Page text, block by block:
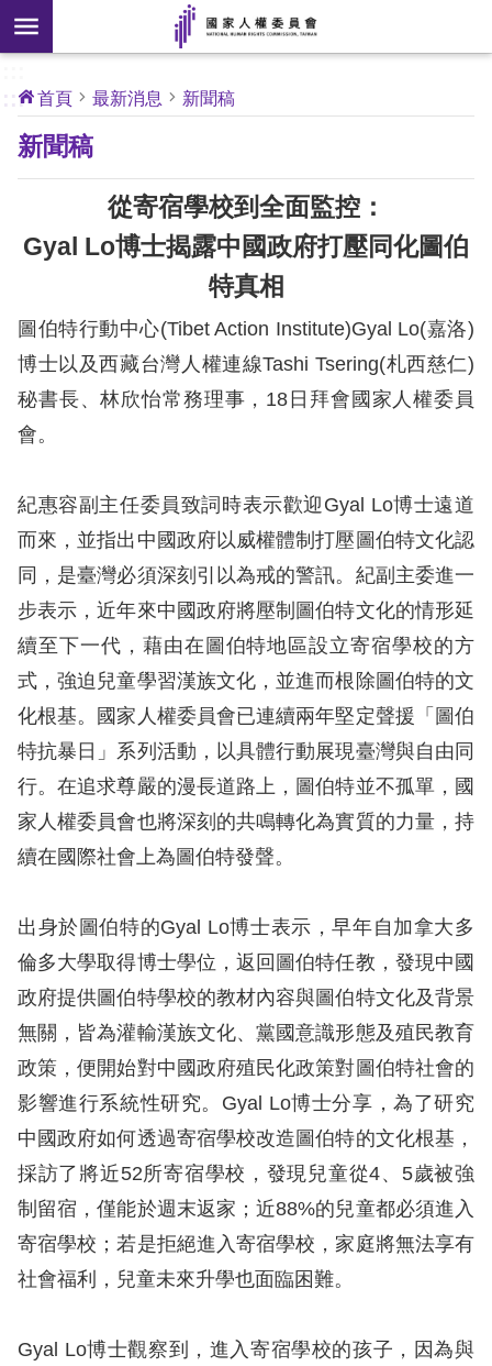
前往主要內容區塊
搜
尋
開
新
核
心
人
權
關
本
會
最
新
息
權
業
務
核
人
權
公
約
情
申
訴
人
權
資
料
庫
無
礙
捷
:::
首頁 最新消息 新聞稿
新聞稿
從寄宿學校到全面監控：
Gyal Lo博士揭露中國政府打壓同化圖伯
特真相
圖伯特行動中心(Tibet Action Institute)Gyal Lo(嘉洛)
博士以及西藏台灣人權連線Tashi Tsering(札西慈仁)
秘書長、林欣怡常務理事，18日拜會國家人權委員
會。
紀惠容副主任委員致詞時表示歡迎Gyal Lo博士遠道
而來，並指出中國政府以威權體制打壓圖伯特文化認
同，是臺灣必須深刻引以為戒的警訊。紀副主委進一
步表示，近年來中國政府將壓制圖伯特文化的情形延
續至下一代，藉由在圖伯特地區設立寄宿學校的方
式，強迫兒童學習漢族文化，並進而根除圖伯特的文
化根基。國家人權委員會已連續兩年堅定聲援「圖伯
特抗暴日」系列活動，以具體行動展現臺灣與自由同
行。在追求尊嚴的漫長道路上，圖伯特並不孤單，國
家人權委員會也將深刻的共鳴轉化為實質的力量，持
續在國際社會上為圖伯特發聲。
出身於圖伯特的Gyal Lo博士表示，早年自加拿大多
倫多大學取得博士學位，返回圖伯特任教，發現中國
政府提供圖伯特學校的教材內容與圖伯特文化及背景
無關，皆為灌輸漢族文化、黨國意識形態及殖民教育
政策，便開始對中國政府殖民化政策對圖伯特社會的
影響進行系統性研究。Gyal Lo博士分享，為了研究
中國政府如何透過寄宿學校改造圖伯特的文化根基，
採訪了將近52所寄宿學校，發現兒童從4、5歲被強
制留宿，僅能於週末返家；近88%的兒童都必須進入
寄宿學校；若是拒絕進入寄宿學校，家庭將無法享有
社會福利，兒童未來升學也面臨困難。
Gyal Lo博士觀察到，進入寄宿學校的孩子，因為與